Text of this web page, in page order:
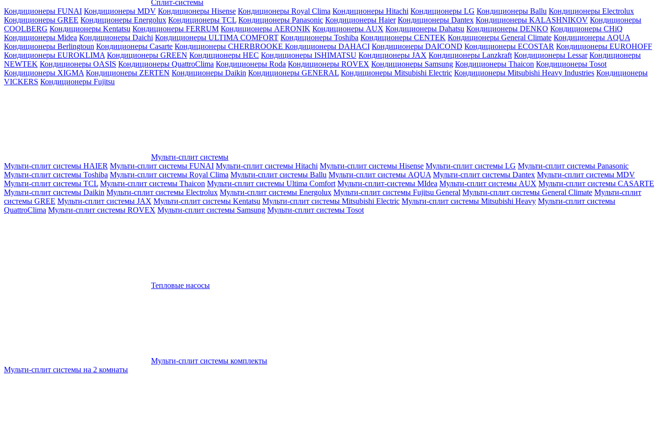
Сплит-системы
Кондиционеры FUNAI Кондиционеры MDV Кондиционеры Hisense Кондиционеры Royal Clima Кондиционеры Hitachi Кондиционеры LG Кондиционеры Ballu Кондиционеры Electrolux
Кондиционеры GREE Кондиционеры Energolux Кондиционеры TCL Кондиционеры Panasonic Кондиционеры Haier Кондиционеры Dantex Кондиционеры KALASHNIKOV Кондиционеры
СOOLBERG Кондиционеры Kentatsu Кондиционеры FERRUM Кондиционеры AERONIK Кондиционеры AUX Кондиционеры Dahatsu Кондиционеры DENKO Кондиционеры CHiQ
Кондиционеры Midea Кондиционеры Daichi Кондиционеры ULTIMA COMFORT Кондиционеры Toshiba Кондиционеры CENTEK Кондиционеры General Climate Кондиционеры AQUA
Кондиционеры Berlingtoun Кондиционеры Casarte Кондиционеры CHERBROOKE Кондиционеры DAHACI Кондиционеры DAICOND Кондиционеры ECOSTAR Кондиционеры EUROHOFF
Кондиционеры EUROKLIMA Кондиционеры GREEN Кондиционеры HEC Кондиционеры ISHIMATSU Кондиционеры JAX Кондиционеры Lanzkraft Кондиционеры Lessar Кондиционеры
NEWTEK Кондиционеры OASIS Кондиционеры QuattroClima Кондиционеры Roda Кондиционеры ROVEX Кондиционеры Samsung Кондиционеры Thaicon Кондиционеры Tosot
Кондиционеры XIGMA Кондиционеры ZERTEN Кондиционеры Daikin Кондиционеры GENERAL Кондиционеры Mitsubishi Electric Кондиционеры Mitsubishi Heavy Industries Кондиционеры
VICKERS Кондиционеры Fujitsu
Мульти-сплит системы
Мульти-сплит системы HAIER Мульти-сплит системы FUNAI Мульти-сплит системы Hitachi Мульти-сплит системы Hisense Мульти-сплит системы LG Мульти-сплит системы Panasonic
Мульти-сплит системы Toshiba Мульти-сплит системы Royal Clima Мульти-сплит системы Ballu Мульти-сплит системы AQUA Мульти-сплит системы Dantex Мульти-сплит системы MDV
Мульти-сплит системы TCL Мульти-сплит системы Thaicon Мульти-сплит системы Ultima Comfort Мульти-сплит-системы MIdea Мульти-сплит системы AUX Мульти-сплит системы CASARTE
Мульти-сплит системы Daikin Мульти-сплит системы Electrolux Мульти-сплит системы Energolux Мульти-сплит системы Fujitsu General Мульти-сплит системы General Climate Мульти-сплит
системы GREE Мульти-сплит системы JAX Мульти-сплит системы Kentatsu Мульти-сплит системы Mitsubishi Electric Мульти-сплит системы Mitsubishi Heavy Мульти-сплит системы
QuattroClima Мульти-сплит системы ROVEX Мульти-сплит системы Samsung Мульти-сплит системы Tosot
Тепловые насосы
Мульти-сплит системы комплекты
Мульти-сплит системы на 2 комнаты